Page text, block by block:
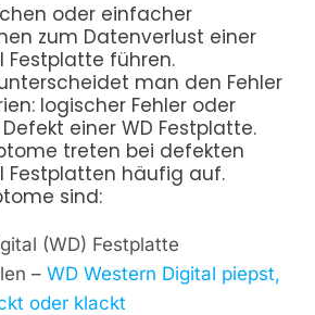
oder einfacher
zum Datenverlust einer
Festplatte führen.
man den Fehler
logischer Fehler oder
einer WD Festplatte.
treten bei defekten
Festplatten häufig auf.
sind:
(WD) Festplatte
– WD Western Digital piepst,
oder klackt